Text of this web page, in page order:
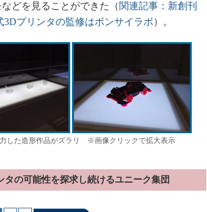
どを見ることができた（関連記事：新創刊
プリンタの監修はボンサイラボ）。
した造形作品がズラリ ※画像クリックで拡大表示
タの可能性を探求し続けるユニーク集団